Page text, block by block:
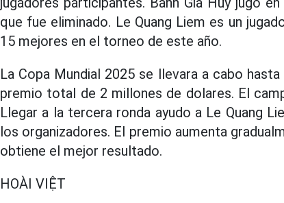
que fue eliminado. Le Quang Liem es un
15 mejores en el torneo de este año.
La Copa Mundial 2025 se llevara a cabo
premio total de 2 millones de dolares. El
Llegar a la tercera ronda ayudo a Le Quang
los organizadores. El premio aumenta
obtiene el mejor resultado.
HOÀI VIỆT